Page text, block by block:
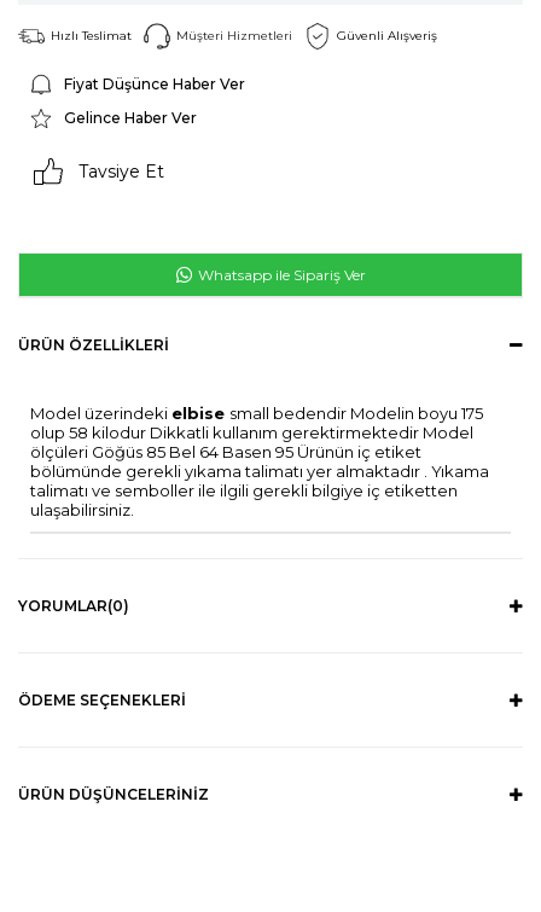
Hızlı Teslimat Müşteri Hizmetleri Güvenli Alışveriş
Fiyat Düşünce Haber Ver
Gelince Haber Ver
Tavsiye Et
Whatsapp ile Sipariş Ver
ÜRÜN ÖZELLIKLERI
Model üzerindeki elbise small bedendir Modelin boyu 175
olup 58 kilodur Dikkatli kullanım gerektirmektedir Model
ölçüleri Göğüs 85 Bel 64 Basen 95 Ürünün iç etiket
bölümünde gerekli yıkama talimatı yer almaktadır . Yıkama
talimatı ve semboller ile ilgili gerekli bilgiye iç etiketten
ulaşabilirsiniz.
YORUMLAR(0)
ÖDEME SEÇENEKLERI
ÜRÜN DÜŞÜNCELERINIZ